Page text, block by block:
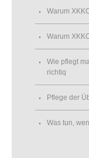
Warum
Warum
Wie pflegt
richtiq
Pflege der
Was tun,